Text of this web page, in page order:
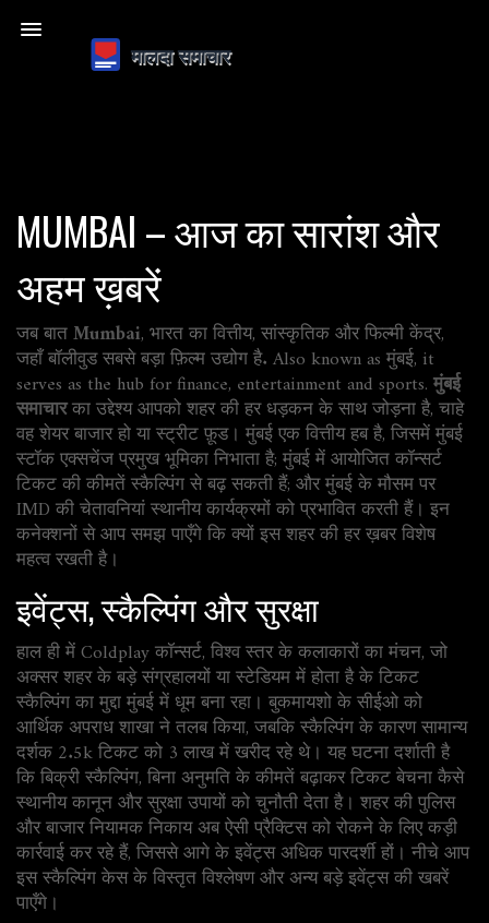
MUMBAI – आज का सारांश और
अहम ख़बरें
जब बातMumbai, भारत का वित्तीय, सांस्कृतिक और फिल्मी केंद्र,
जहाँ बॉलीवुड सबसे बड़ा फ़िल्म उद्योग है. Also known as मुंबई, it
serves as the hub for finance, entertainment and sports. मुंबई
समाचारका उद्देश्य आपको शहर की हर धड़कन के साथ जोड़ना है, चाहे
वह शेयर बाजार हो या स्ट्रीट फ़ूड। मुंबई एक वित्तीय हब है, जिसमें मुंबई
स्टॉक एक्सचेंज प्रमुख भूमिका निभाता है; मुंबई में आयोजित कॉन्सर्ट
टिकट की कीमतें स्कैल्पिंग से बढ़ सकती हैं; और मुंबई के मौसम पर
IMD की चेतावनियां स्थानीय कार्यक्रमों को प्रभावित करती हैं। इन
कनेक्शनों से आप समझ पाएँगे कि क्यों इस शहर की हर ख़बर विशेष
महत्व रखती है।
इवेंट्स, स्कैल्पिंग और सुरक्षा
हाल ही मेंColdplay कॉन्सर्ट, विश्व स्तर के कलाकारों का मंचन, जो
अक्सर शहर के बड़े संग्रहालयों या स्टेडियम में होता हैके टिकट
स्कैल्पिंग का मुद्दा मुंबई में धूम बना रहा। बुकमायशो के सीईओ को
आर्थिक अपराध शाखा ने तलब किया, जबकि स्कैल्पिंग के कारण सामान्य
दर्शक 2.5k टिकट को 3 लाख में खरीद रहे थे। यह घटना दर्शाती है
किबिक्री स्कैल्पिंग, बिना अनुमति के कीमतें बढ़ाकर टिकट बेचनाकैसे
स्थानीय कानून और सुरक्षा उपायों को चुनौती देता है। शहर की पुलिस
और बाजार नियामक निकाय अब ऐसी प्रैक्टिस को रोकने के लिए कड़ी
कार्रवाई कर रहे हैं, जिससे आगे के इवेंट्स अधिक पारदर्शी हों। नीचे आप
इस स्कैल्पिंग केस के विस्तृत विश्लेषण और अन्य बड़े इवेंट्स की खबरें
पाएँगे।